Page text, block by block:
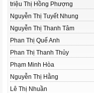
triệu Thị Hồng Phượng
Nguyễn Thị Tuyết Nhung
Nguyễn Thị Thanh Tâm
Phan Thị Quế Anh
Phan Thị Thanh Thủy
Phạm Minh Hòa
Nguyễn Thị Hằng
Lê Thị Nhuần